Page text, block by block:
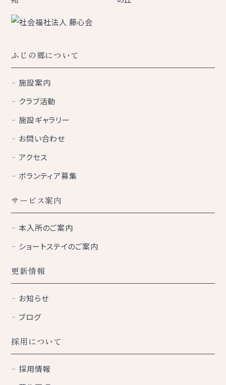
ふじの郷について
施設案内
クラブ活動
施設ギャラリー
お問い合わせ
アクセス
ボランティア募集
サービス案内
本入所のご案内
ショートステイのご案内
更新情報
お知らせ
ブログ
採用について
採用情報